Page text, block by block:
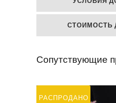
СТОИМОСТЬ
Сопутствующие
РАСПРОДАНО